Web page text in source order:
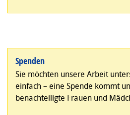
Spenden
Sie möchten unsere Arbeit
einfach – eine Spende kommt
benachteiligte Frauen und